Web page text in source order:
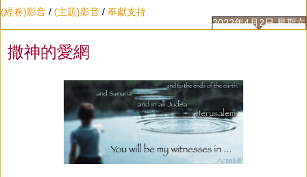
(經卷)影音 / (主題)影音 / 奉獻支持
2022年4月2日 星期六
撒神的愛網